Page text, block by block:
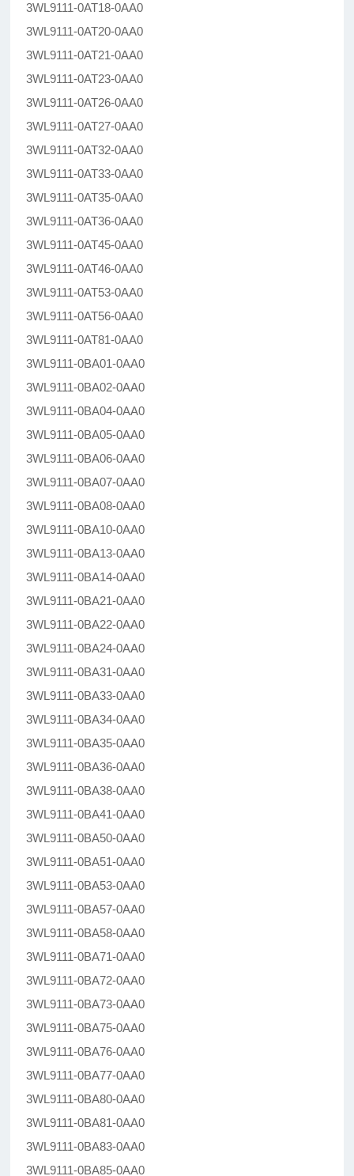
3WL9111-0AT18-0AA0
3WL9111-0AT20-0AA0
3WL9111-0AT21-0AA0
3WL9111-0AT23-0AA0
3WL9111-0AT26-0AA0
3WL9111-0AT27-0AA0
3WL9111-0AT32-0AA0
3WL9111-0AT33-0AA0
3WL9111-0AT35-0AA0
3WL9111-0AT36-0AA0
3WL9111-0AT45-0AA0
3WL9111-0AT46-0AA0
3WL9111-0AT53-0AA0
3WL9111-0AT56-0AA0
3WL9111-0AT81-0AA0
3WL9111-0BA01-0AA0
3WL9111-0BA02-0AA0
3WL9111-0BA04-0AA0
3WL9111-0BA05-0AA0
3WL9111-0BA06-0AA0
3WL9111-0BA07-0AA0
3WL9111-0BA08-0AA0
3WL9111-0BA10-0AA0
3WL9111-0BA13-0AA0
3WL9111-0BA14-0AA0
3WL9111-0BA21-0AA0
3WL9111-0BA22-0AA0
3WL9111-0BA24-0AA0
3WL9111-0BA31-0AA0
3WL9111-0BA33-0AA0
3WL9111-0BA34-0AA0
3WL9111-0BA35-0AA0
3WL9111-0BA36-0AA0
3WL9111-0BA38-0AA0
3WL9111-0BA41-0AA0
3WL9111-0BA50-0AA0
3WL9111-0BA51-0AA0
3WL9111-0BA53-0AA0
3WL9111-0BA57-0AA0
3WL9111-0BA58-0AA0
3WL9111-0BA71-0AA0
3WL9111-0BA72-0AA0
3WL9111-0BA73-0AA0
3WL9111-0BA75-0AA0
3WL9111-0BA76-0AA0
3WL9111-0BA77-0AA0
3WL9111-0BA80-0AA0
3WL9111-0BA81-0AA0
3WL9111-0BA83-0AA0
3WL9111-0BA85-0AA0